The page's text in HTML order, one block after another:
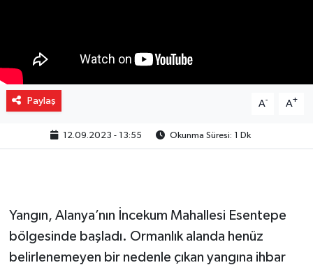
Paylaş A- A+
12.09.2023 - 13:55 Okunma Süresi: 1 Dk
Yangın, Alanya’nın İncekum Mahallesi Esentepe
bölgesinde başladı. Ormanlık alanda henüz
belirlenemeyen bir nedenle çıkan yangına ihbar
Turizm